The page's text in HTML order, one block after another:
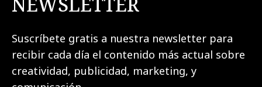
Suscríbete gratis a nuestra newsletter para
recibir cada día el contenido más actual sobre
creatividad, publicidad, marketing, y